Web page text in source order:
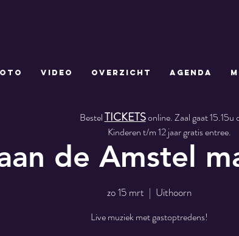
de Amstel
zo 15 mrt
  |
Uithoorn
Live muziek met gastoptredens!
BestelTICKETSonline. Zaal gaat 15.15u
Kinderen t/m 12 jaar gratis entree.
VIDEO OVERZICHT AGENDA